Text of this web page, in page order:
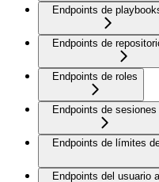
Endpoints de
Endpoints de
Endpoints de roles
Endpoints de sesiones
Endpoints de límites
Endpoints del usuario